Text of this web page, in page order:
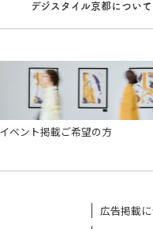
デジスタイル京都について
イベント掲載ご希望の方
広告掲載